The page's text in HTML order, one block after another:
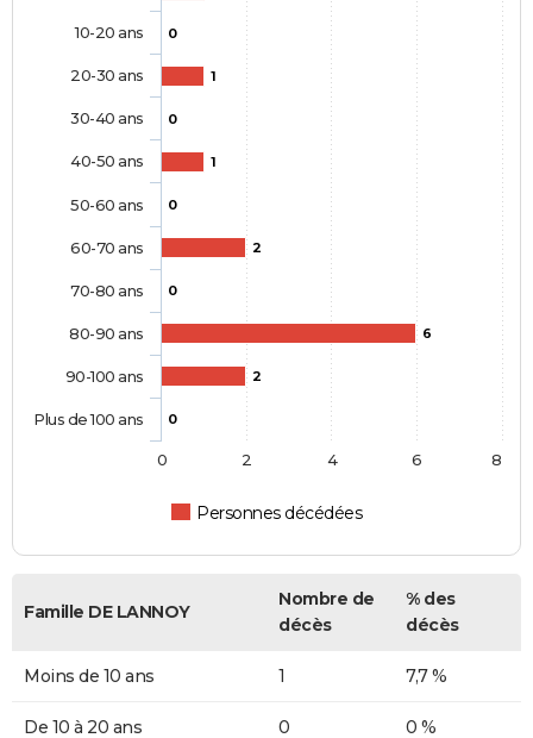
0
1
0
1
0
2
0
6
2
0
Personnes décédées
10-20 ans
20-30 ans
30-40 ans
40-50 ans
50-60 ans
60-70 ans
70-80 ans
80-90 ans
90-100 ans
Plus de 100 ans
0 2 4 6 8
Famille DE LANNOY
Nombre de
décès
% des
décès
Moins de 10 ans 1 7,7 %
De 10 à 20 ans 0 0 %